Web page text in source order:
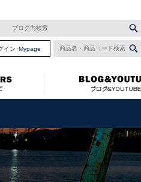
イン･Mypage